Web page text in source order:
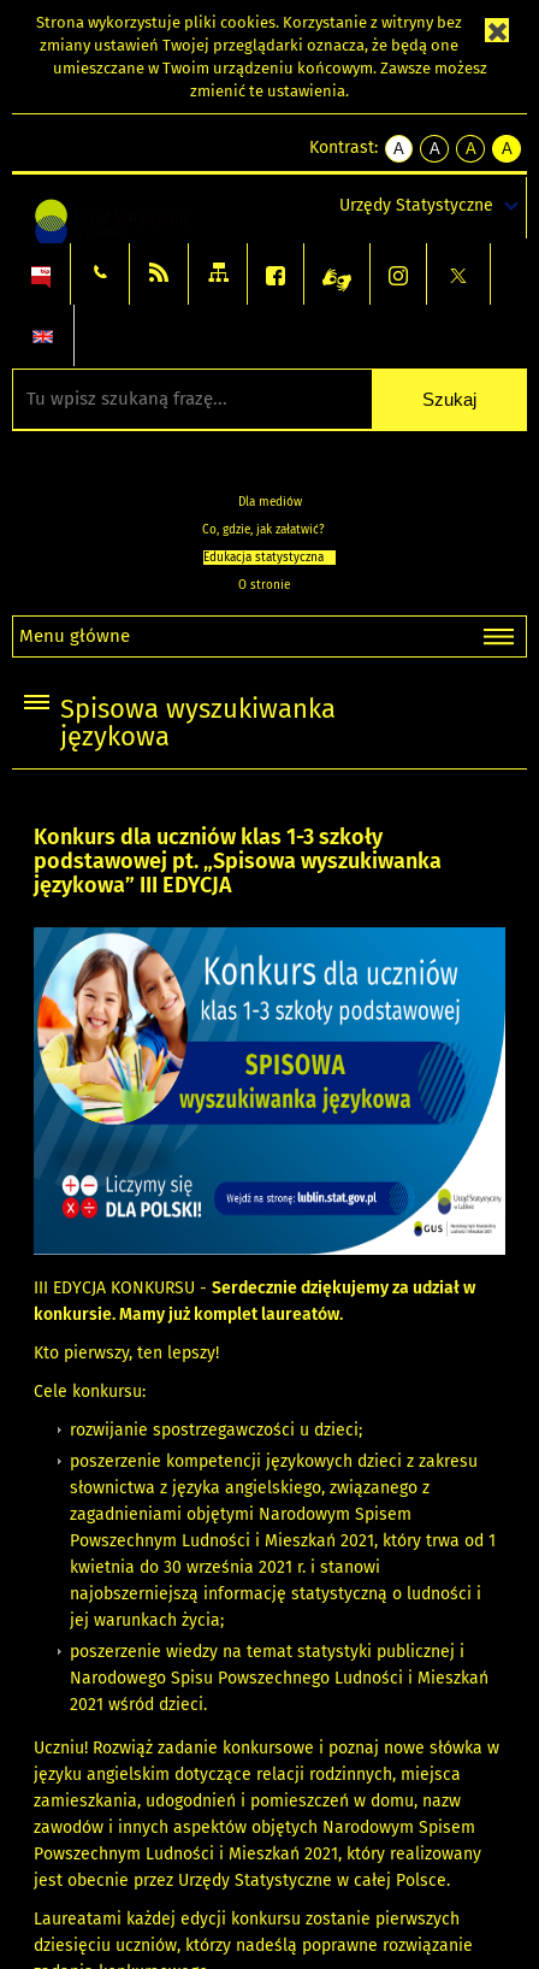
Strona wykorzystuje pliki cookies. Korzystanie z witryny bez
zmiany ustawień Twojej przeglądarki oznacza, że będą one
umieszczane w Twoim urządzeniu końcowym. Zawsze możesz
zmienić te ustawienia.
Kontrast:
A
kontrast
A
kontrast
tekst
czarnym
A
kontrast
tekst
czarnym
A
tekst
żółtym
Urzędy Statystyczne
Dla mediów
Co, gdzie, jak załatwić?
Edukacja statystyczna
O stronie
Menu główne
Spisowa wyszukiwanka
językowa
Konkurs dla uczniów klas 1-3 szkoły
podstawowej pt. „Spisowa wyszukiwanka
językowa” III EDYCJA
III EDYCJA KONKURSU -Serdecznie dziękujemy za udział w
konkursie. Mamy już komplet laureatów.
Kto pierwszy, ten lepszy!
Cele konkursu:
rozwijanie spostrzegawczości u dzieci;
poszerzenie kompetencji językowych dzieci z zakresu
słownictwa z języka angielskiego, związanego z
zagadnieniami objętymi Narodowym Spisem
Powszechnym Ludności i Mieszkań 2021, który trwa od 1
kwietnia do 30 września 2021 r. i stanowi
najobszerniejszą informację statystyczną o ludności i
jej warunkach życia;
poszerzenie wiedzy na temat statystyki publicznej i
Narodowego Spisu Powszechnego Ludności i Mieszkań
2021 wśród dzieci.
Uczniu! Rozwiąż zadanie konkursowe i poznaj nowe słówka w
języku angielskim dotyczące relacji rodzinnych, miejsca
zamieszkania, udogodnień i pomieszczeń w domu, nazw
zawodów i innych aspektów objętych Narodowym Spisem
Powszechnym Ludności i Mieszkań 2021, który realizowany
jest obecnie przez Urzędy Statystyczne w całej Polsce.
Laureatami każdej edycji konkursu zostanie pierwszych
dziesięciu uczniów, którzy nadeślą poprawne rozwiązanie